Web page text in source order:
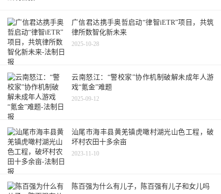
广信君达携手奥哲启动“律智iETR”项目，共筑
律所数智化新未来
2025-10-28
云南怒江：“警校家”协作机制破解未成年人游
戏“氪金”难题
2025-09-12
汕尾市海丰县黄羌镇虎噉村湖光山色工程，破
坏村农田十多余亩
2023-11-10
陈百强为什么有儿子，陈百强有儿子和女儿吗